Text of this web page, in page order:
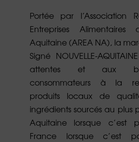
Portée par l’Association
Entreprises Alimentaires
Aquitaine (AREA NA), la
Signé NOUVELLE-
attentes et aux
consommateurs à la
produits locaux de
ingrédients sourcés au plus
Aquitaine lorsque c’est
France lorsque c’est